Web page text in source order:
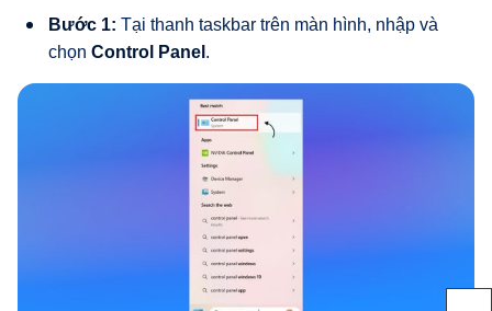
Bước 1: Tại thanh taskbar trên màn hình, nhập và
chọn Control Panel .